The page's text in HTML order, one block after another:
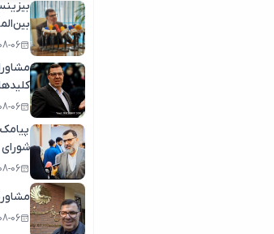
06
06
شورای
06
06